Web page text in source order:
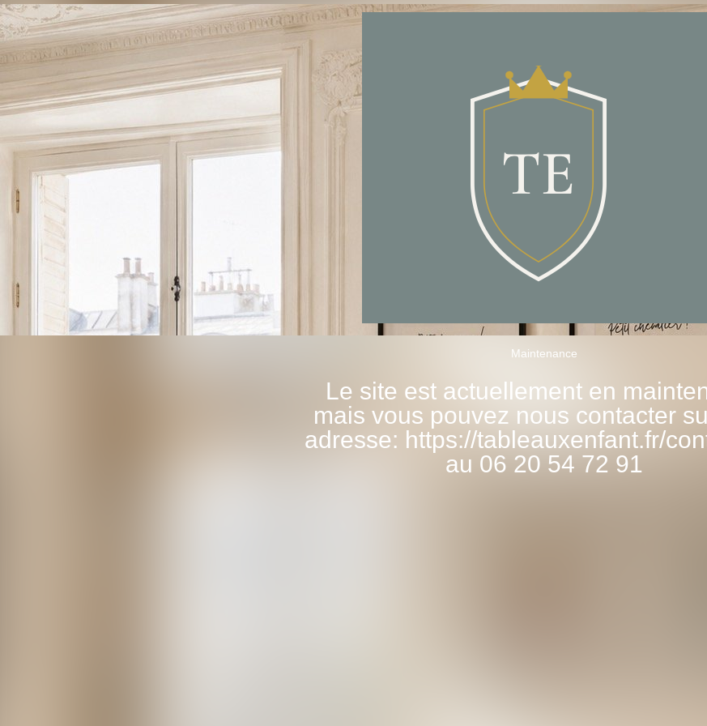
Maintenance
Le site est actuellement en
mais vous pouvez nous contacter
adresse: https://tableauxenfant.fr/
au 06 20 54 72 91